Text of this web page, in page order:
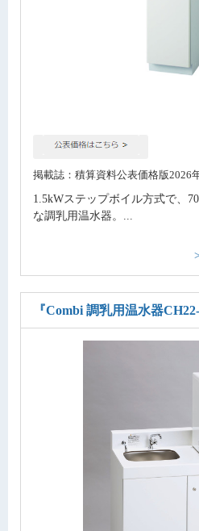
掲載誌：積算資料公表価格版2026
1.5kWステップボイル方式で、
な調乳用温水器。...
『Combi 調乳用温水器